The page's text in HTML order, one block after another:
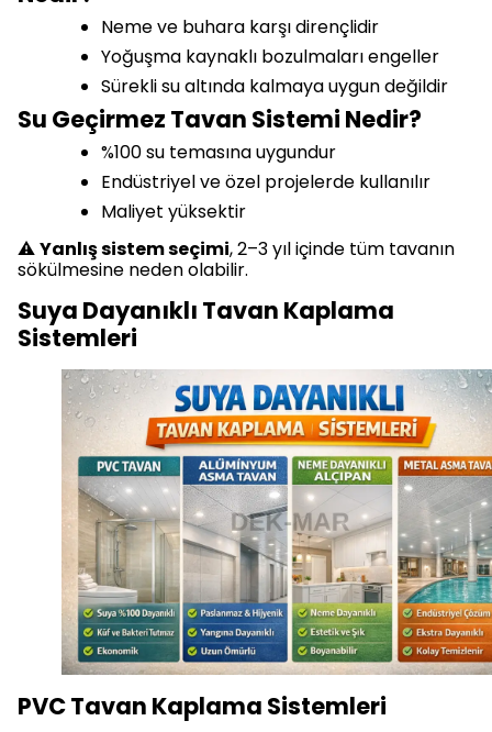
Neme ve buhara karşı dirençlidir
Yoğuşma kaynaklı bozulmaları engeller
Sürekli su altında kalmaya uygun değildir
Su Geçirmez Tavan Sistemi Nedir?
%100 su temasına uygundur
Endüstriyel ve özel projelerde kullanılır
Maliyet yüksektir
⚠️Yanlış sistem seçimi, 2–3 yıl içinde tüm tavanın
sökülmesine neden olabilir.
Suya Dayanıklı Tavan Kaplama
Sistemleri
PVC Tavan Kaplama Sistemleri